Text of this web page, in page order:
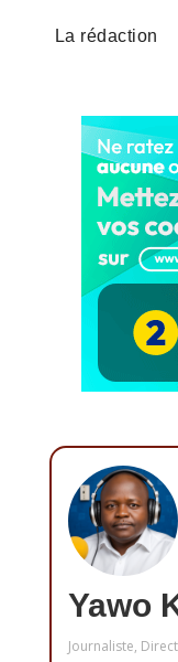
La rédaction
Yawo
Journaliste,